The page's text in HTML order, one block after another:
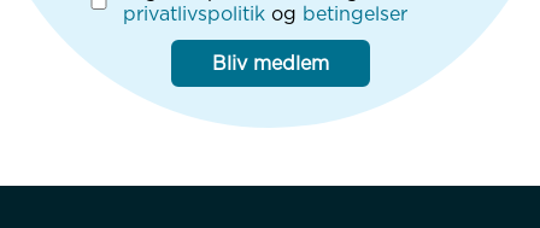
privatlivspolitik og betingelser
Bliv medlem